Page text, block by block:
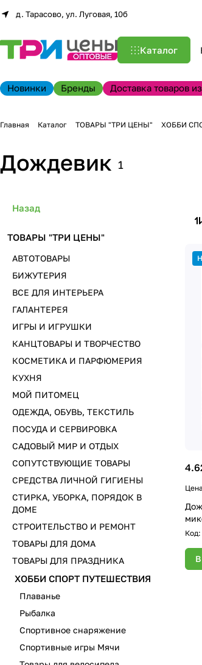
д. Тарасово, ул. Луговая, 10б
Каталог
Новинки Бренды Доставка товаров
Главная Каталог ТОВАРЫ "ТРИ ЦЕНЫ" ХОББИ
Дождевик 1
Код:
Назад
ТОВАРЫ "ТРИ ЦЕНЫ"
АВТОТОВАРЫ
БИЖУТЕРИЯ
ВСЕ ДЛЯ ИНТЕРЬЕРА
ГАЛАНТЕРЕЯ
ИГРЫ И ИГРУШКИ
КАНЦТОВАРЫ И ТВОРЧЕСТВО
КОСМЕТИКА И ПАРФЮМЕРИЯ
КУХНЯ
МОЙ ПИТОМЕЦ
ОДЕЖДА, ОБУВЬ, ТЕКСТИЛЬ
ПОСУДА И СЕРВИРОВКА
САДОВЫЙ МИР И ОТДЫХ
СОПУТСТВУЮЩИЕ ТОВАРЫ
СРЕДСТВА ЛИЧНОЙ ГИГИЕНЫ
СТИРКА, УБОРКА, ПОРЯДОК В
ДОМЕ
СТРОИТЕЛЬСТВО И РЕМОНТ
ТОВАРЫ ДЛЯ ДОМА
ТОВАРЫ ДЛЯ ПРАЗДНИКА
ХОББИ СПОРТ ПУТЕШЕСТВИЯ
Плаванье
Рыбалка
Спортивное снаряжение
Спортивные игры Мячи